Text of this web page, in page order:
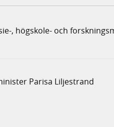
, högskole- och
Parisa Liljestrand